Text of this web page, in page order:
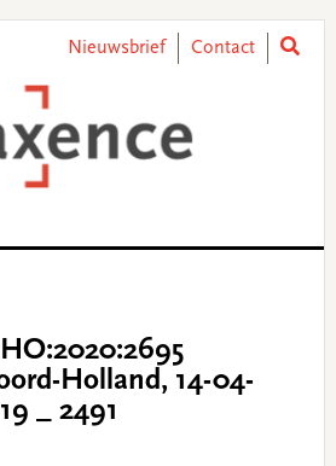
Nieuwsbrief Contact
Holland, 14-04-
_ 2491